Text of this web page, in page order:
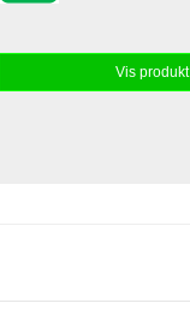
Vis produkt